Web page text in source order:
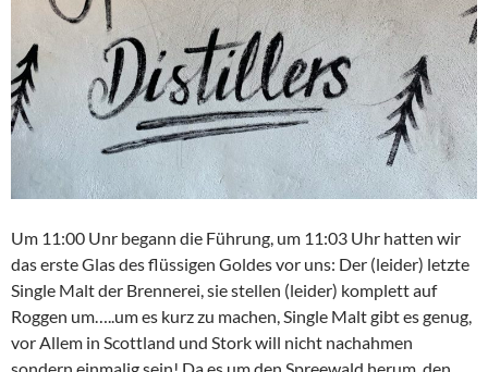
Um 11:00 Unr begann die Führung, um 11:03 Uhr hatten wir
das erste Glas des flüssigen Goldes vor uns: Der (leider) letzte
Single Malt der Brennerei, sie stellen (leider) komplett auf
Roggen um…..um es kurz zu machen, Single Malt gibt es genug,
vor Allem in Scottland und Stork will nicht nachahmen